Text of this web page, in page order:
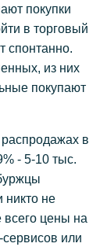
покупки
в торговый
спонтанно.
из них
покупают
в
- 5-10 тыс.
никто не
цены на
или